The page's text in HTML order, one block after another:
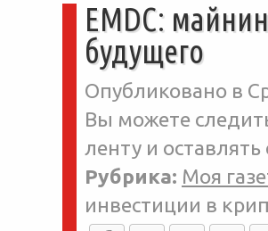
EMDC:
будущего
Опубликовано в
Вы можете
ленту и
Рубрика: Моя
инвестиции в